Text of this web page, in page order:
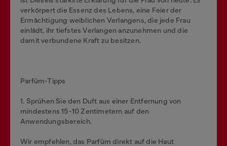
verkörpert die Essenz des Lebens, eine Feier der
Ermächtigung weiblichen Verlangens, die jede Frau
einlädt, ihr tiefstes Verlangen anzunehmen und die
damit verbundene Kraft zu besitzen.
Parfüm-Tipps
1. Sprühen Sie den Duft aus einer Entfernung von
mindestens 15-10 Zentimetern auf den
Anwendungsbereich.
Wir empfehlen, das Parfüm direkt auf die Haut